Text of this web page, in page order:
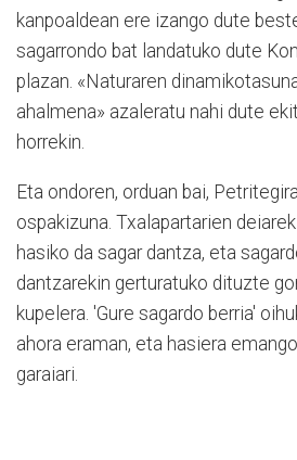
kanpoaldean ere izango dute
sagarrondo bat landatuko dute
plazan. «Naturaren
ahalmena» azaleratu nahi dute
horrekin.
Eta ondoren, orduan bai,
ospakizuna. Txalapartarien
hasiko da sagar dantza, eta
dantzarekin gerturatuko dituzte
kupelera. 'Gure sagardo berria'
ahora eraman, eta hasiera
garaiari.